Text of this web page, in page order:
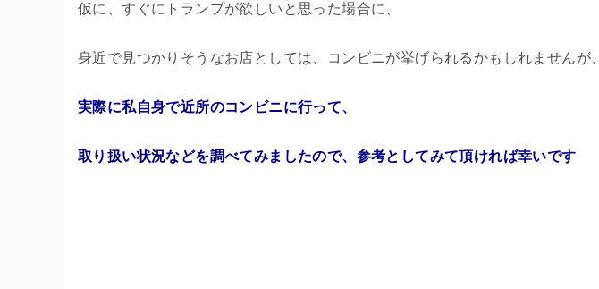
仮に、すぐにトランプが欲しいと思った場合に、
身近で見つかりそうなお店としては、コンビニが挙げられるかもしれませんが、
実際に私自身で近所のコンビニに行って、
取り扱い状況などを調べてみましたので、参考としてみて頂ければ幸いです